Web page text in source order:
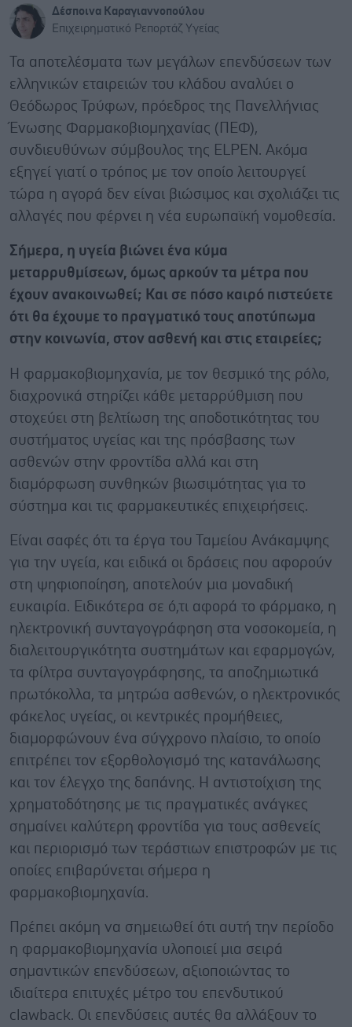
Δέσποινα Καραγιαννοπούλου
Επιχειρηματικό Ρεπορτάζ Υγείας
Τα αποτελέσματα των μεγάλων επενδύσεων των
ελληνικών εταιρειών του κλάδου αναλύει ο
Θεόδωρος Τρύφων, πρόεδρος της Πανελλήνιας
Ένωσης Φαρμακοβιομηχανίας (ΠΕΦ),
συνδιευθύνων σύμβουλος της ELPEN. Ακόμα
εξηγεί γιατί ο τρόπος με τον οποίο λειτουργεί
τώρα η αγορά δεν είναι βιώσιμος και σχολιάζει τις
αλλαγές που φέρνει η νέα ευρωπαϊκή νομοθεσία.
Σήμερα, η υγεία βιώνει ένα κύμα
μεταρρυθμίσεων, όμως αρκούν τα μέτρα που
έχουν ανακοινωθεί; Και σε πόσο καιρό πιστεύετε
ότι θα έχουμε το πραγματικό τους αποτύπωμα
στην κοινωνία, στον ασθενή και στις εταιρείες;
Η φαρμακοβιομηχανία, με τον θεσμικό της ρόλο,
διαχρονικά στηρίζει κάθε μεταρρύθμιση που
στοχεύει στη βελτίωση της αποδοτικότητας του
συστήματος υγείας και της πρόσβασης των
ασθενών στην φροντίδα αλλά και στη
διαμόρφωση συνθηκών βιωσιμότητας για το
σύστημα και τις φαρμακευτικές επιχειρήσεις.
Είναι σαφές ότι τα έργα του Ταμείου Ανάκαμψης
για την υγεία, και ειδικά οι δράσεις που αφορούν
στη ψηφιοποίηση, αποτελούν μια μοναδική
ευκαιρία. Ειδικότερα σε ό,τι αφορά το φάρμακο, η
ηλεκτρονική συνταγογράφηση στα νοσοκομεία, η
διαλειτουργικότητα συστημάτων και εφαρμογών,
τα φίλτρα συνταγογράφησης, τα αποζημιωτικά
πρωτόκολλα, τα μητρώα ασθενών, ο ηλεκτρονικός
φάκελος υγείας, οι κεντρικές προμήθειες,
διαμορφώνουν ένα σύγχρονο πλαίσιο, το οποίο
επιτρέπει τον εξορθολογισμό της κατανάλωσης
και τον έλεγχο της δαπάνης. Η αντιστοίχιση της
χρηματοδότησης με τις πραγματικές ανάγκες
σημαίνει καλύτερη φροντίδα για τους ασθενείς
και περιορισμό των τεράστιων επιστροφών με τις
οποίες επιβαρύνεται σήμερα η
φαρμακοβιομηχανία.
Πρέπει ακόμη να σημειωθεί ότι αυτή την περίοδο
η φαρμακοβιομηχανία υλοποιεί μια σειρά
σημαντικών επενδύσεων, αξιοποιώντας το
ιδιαίτερα επιτυχές μέτρο του επενδυτικού
clawback. Οι επενδύσεις αυτές θα αλλάξουν το